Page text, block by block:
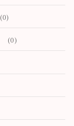
(0)
(0)